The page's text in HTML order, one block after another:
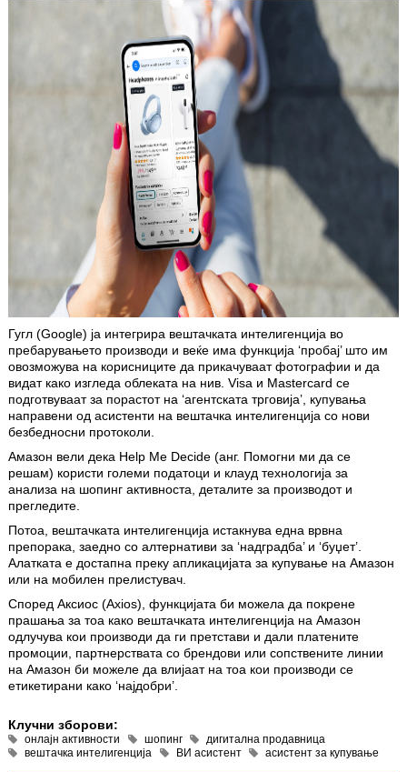
Гугл (Google) ја интегрира вештачката интелигенција во
пребарувањето производи и веќе има функција ‘пробај’ што им
овозможува на корисниците да прикачуваат фотографии и да
видат како изгледа облеката на нив. Visa и Mastercard се
подготвуваат за порастот на ‘агентската трговија’, купувања
направени од асистенти на вештачка интелигенција со нови
безбедносни протоколи.
Амазон вели дека Help Me Decide (анг. Помогни ми да се
решам) користи големи податоци и клауд технологија за
анализа на шопинг активноста, деталите за производот и
прегледите.
Потоа, вештачката интелигенција истакнува една врвна
препорака, заедно со алтернативи за ‘надградба’ и ‘буџет’.
Алатката е достапна преку апликацијата за купување на Амазон
или на мобилен прелистувач.
Според Аксиос (Axios), функцијата би можела да покрене
прашања за тоа како вештачката интелигенција на Амазон
одлучува кои производи да ги претстави и дали платените
промоции, партнерствата со брендови или сопствените линии
на Амазон би можеле да влијаат на тоа кои производи се
етикетирани како ‘најдобри’.
Клучни зборови:
онлајн активности шопинг
дигитална продавница
вештачка интелигенција
ВИ асистент асистент за купување